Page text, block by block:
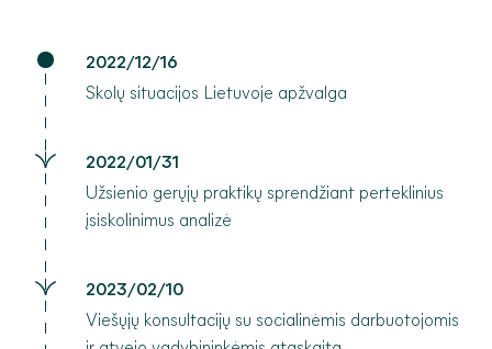
2022/12/16
Skolų situacijos Lietuvoje apžvalga
2022/01/31
Užsienio gerųjų praktikų sprendžiant perteklinius
įsiskolinimus analizė
2023/02/10
Viešųjų konsultacijų su socialinėmis darbuotojomis